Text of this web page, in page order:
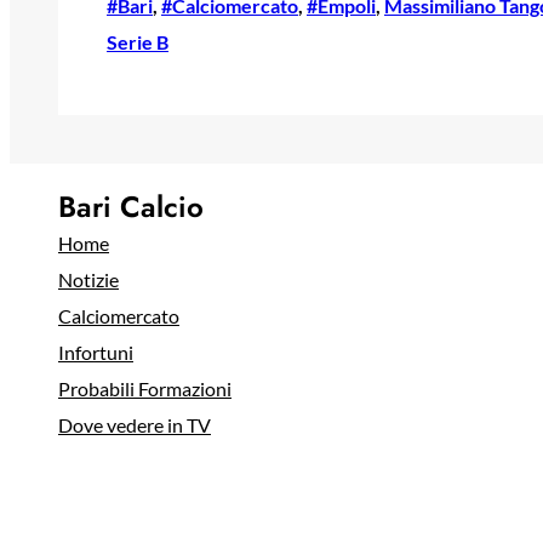
#Bari, #Calciomercato, #Empoli, Massimiliano
Serie B
Bari Calcio
Home
Notizie
Calciomercato
Infortuni
Probabili Formazioni
Dove vedere in TV